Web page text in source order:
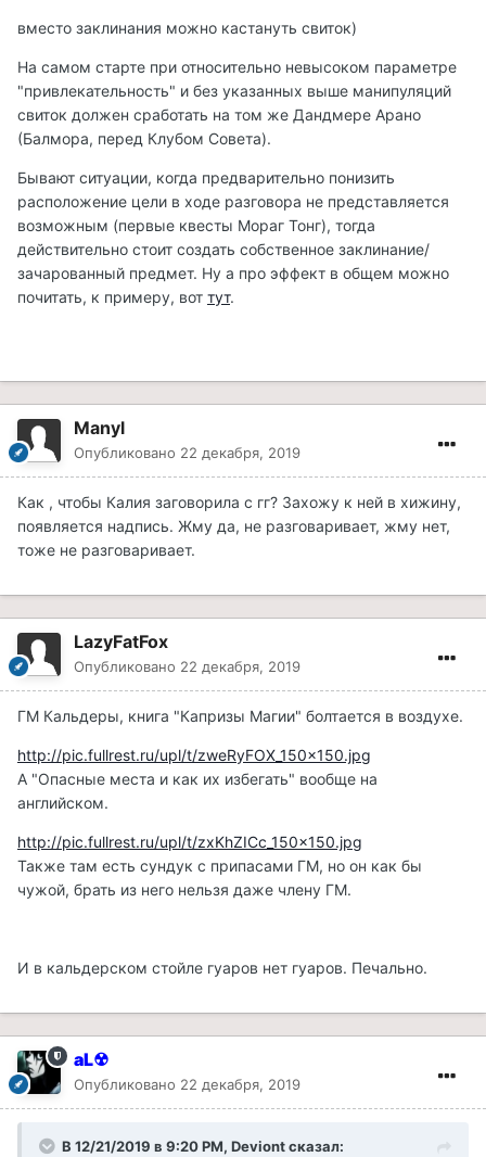
вместо заклинания можно кастануть свиток)
На самом старте при относительно невысоком параметре
"привлекательность" и без указанных выше манипуляций
свиток должен сработать на том же Дандмере Арано
(Балмора, перед Клубом Совета).
Бывают ситуации, когда предварительно понизить
расположение цели в ходе разговора не представляется
возможным (первые квесты Мораг Тонг), тогда
действительно стоит создать собственное заклинание/
зачарованный предмет. Ну а про эффект в общем можно
почитать, к примеру, вот тут.
Manyl
Опубликовано 22 декабря, 2019
Как , чтобы Калия заговорила с гг? Захожу к ней в хижину,
появляется надпись. Жму да, не разговаривает, жму нет,
тоже не разговаривает.
LazyFatFox
Опубликовано 22 декабря, 2019
ГМ Кальдеры, книга "Капризы Магии" болтается в воздухе.
http://pic.fullrest.ru/upl/t/zweRyFOX_150x150.jpg
А "Опасные места и как их избегать" вообще на
английском.
http://pic.fullrest.ru/upl/t/zxKhZICc_150x150.jpg
Также там есть сундук с припасами ГМ, но он как бы
чужой, брать из него нельзя даже члену ГМ.
И в кальдерском стойле гуаров нет гуаров. Печально.
aL☢
Опубликовано 22 декабря, 2019
В 12/21/2019 в 9:20 PM, Deviont сказал: